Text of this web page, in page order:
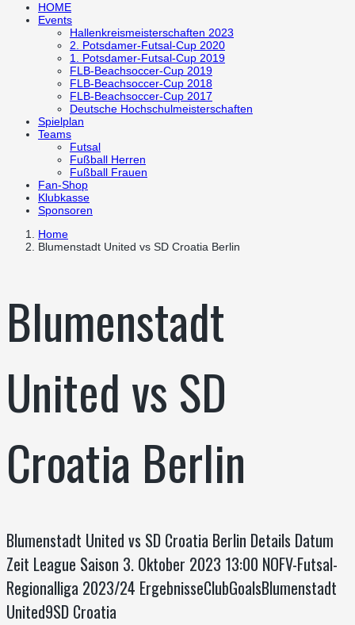
HOME
Events
Hallenkreismeisterschaften 2023
2. Potsdamer-Futsal-Cup 2020
1. Potsdamer-Futsal-Cup 2019
FLB-Beachsoccer-Cup 2019
FLB-Beachsoccer-Cup 2018
FLB-Beachsoccer-Cup 2017
Deutsche Hochschulmeisterschaften
Spielplan
Teams
Futsal
Fußball Herren
Fußball Frauen
Fan-Shop
Klubkasse
Sponsoren
Home
Blumenstadt United vs SD Croatia Berlin
Blumenstadt
United vs SD
Croatia Berlin
Blumenstadt United vs SD Croatia Berlin Details Datum
Zeit League Saison 3. Oktober 2023 13:00 NOFV-Futsal-
Regionalliga 2023/24 ErgebnisseClubGoalsBlumenstadt
United9SD Croatia